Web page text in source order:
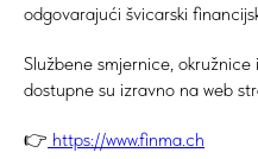
odgovarajući švicarski
Službene smjernice,
dostupne su izravno na web
👉 https://www.finma.ch